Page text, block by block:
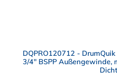
DQPRO120712 -
3/4" BSPP Außengewinde,